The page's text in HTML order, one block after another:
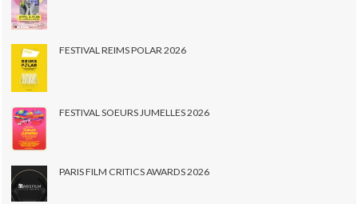
FESTIVAL REIMS POLAR 2026
FESTIVAL SOEURS JUMELLES 2026
PARIS FILM CRITICS AWARDS 2026